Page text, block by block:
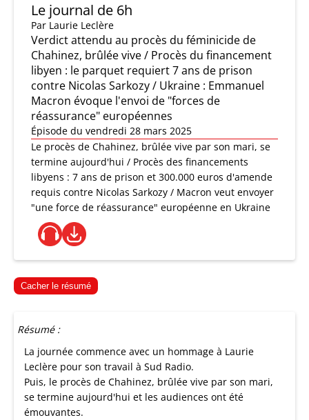
Le journal de 6h
Par Laurie Leclère
Verdict attendu au procès du féminicide de
Chahinez, brûlée vive / Procès du financement
libyen : le parquet requiert 7 ans de prison
contre Nicolas Sarkozy / Ukraine : Emmanuel
Macron évoque l'envoi de "forces de
réassurance" européennes
Épisode du vendredi 28 mars 2025
Le procès de Chahinez, brûlée vive par son mari, se
termine aujourd'hui / Procès des financements
libyens : 7 ans de prison et 300.000 euros d'amende
requis contre Nicolas Sarkozy / Macron veut envoyer
"une force de réassurance" européenne en Ukraine
Cacher le résumé
Résumé :
La journée commence avec un hommage à Laurie
Leclère pour son travail à Sud Radio.
Puis, le procès de Chahinez, brûlée vive par son mari,
se termine aujourd'hui et les audiences ont été
émouvantes.